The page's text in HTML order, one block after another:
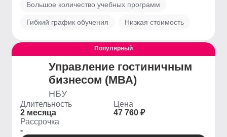
Большое количество учебных программ
Гибкий график обучения Низкая стоимость
Популярный
Управление гостиничным
бизнесом (МВА)
НБУ
Длительность
2 месяца
Цена
47 760 ₽
Рассрочка
-